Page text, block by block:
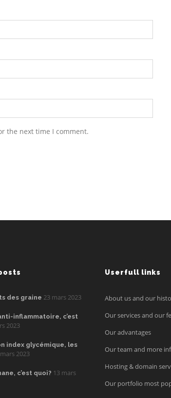
the next time I comment.
des graine 23 mars 2023
inflammatoire, c’est
2023
index glycémique, les
2023
c’est quoi? 13 mars
Userfull links
About us and our
Our services and our
Our advantages
Our team and more
Hosting & domain
Our portfolio most